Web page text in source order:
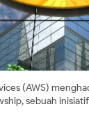
(AWS)
sebuah